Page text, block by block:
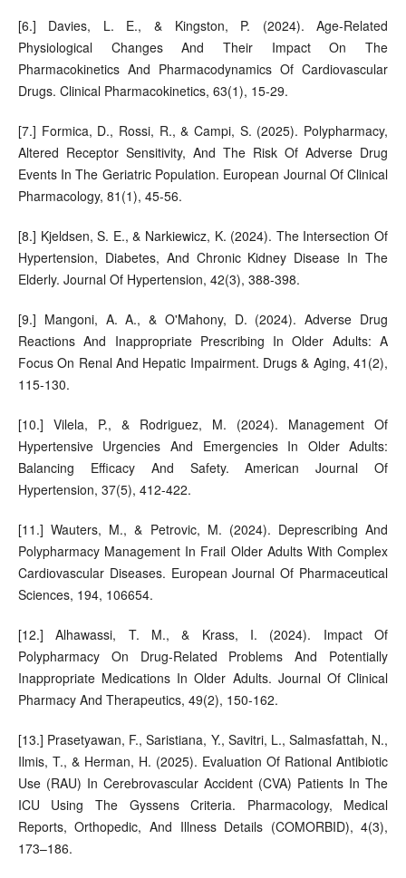
[6.] Davies, L. E., & Kingston, P. (2024). Age-Related
Physiological Changes And Their Impact On The
Pharmacokinetics And Pharmacodynamics Of Cardiovascular
Drugs. Clinical Pharmacokinetics, 63(1), 15-29.
[7.] Formica, D., Rossi, R., & Campi, S. (2025). Polypharmacy,
Altered Receptor Sensitivity, And The Risk Of Adverse Drug
Events In The Geriatric Population. European Journal Of Clinical
Pharmacology, 81(1), 45-56.
[8.] Kjeldsen, S. E., & Narkiewicz, K. (2024). The Intersection Of
Hypertension, Diabetes, And Chronic Kidney Disease In The
Elderly. Journal Of Hypertension, 42(3), 388-398.
[9.] Mangoni, A. A., & O'Mahony, D. (2024). Adverse Drug
Reactions And Inappropriate Prescribing In Older Adults: A
Focus On Renal And Hepatic Impairment. Drugs & Aging, 41(2),
115-130.
[10.] Vilela, P., & Rodriguez, M. (2024). Management Of
Hypertensive Urgencies And Emergencies In Older Adults:
Balancing Efficacy And Safety. American Journal Of
Hypertension, 37(5), 412-422.
[11.] Wauters, M., & Petrovic, M. (2024). Deprescribing And
Polypharmacy Management In Frail Older Adults With Complex
Cardiovascular Diseases. European Journal Of Pharmaceutical
Sciences, 194, 106654.
[12.] Alhawassi, T. M., & Krass, I. (2024). Impact Of
Polypharmacy On Drug-Related Problems And Potentially
Inappropriate Medications In Older Adults. Journal Of Clinical
Pharmacy And Therapeutics, 49(2), 150-162.
[13.] Prasetyawan, F., Saristiana, Y., Savitri, L., Salmasfattah, N.,
Ilmis, T., & Herman, H. (2025). Evaluation Of Rational Antibiotic
Use (RAU) In Cerebrovascular Accident (CVA) Patients In The
ICU Using The Gyssens Criteria. Pharmacology, Medical
Reports, Orthopedic, And Illness Details (COMORBID), 4(3),
173–186.